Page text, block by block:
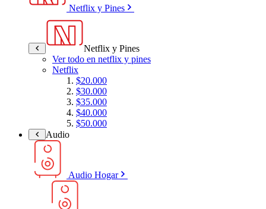
Netflix y Pines
Netflix y Pines
Ver todo en netflix y pines
Netflix
$20.000
$30.000
$35.000
$40.000
$50.000
Audio
Audio Hogar